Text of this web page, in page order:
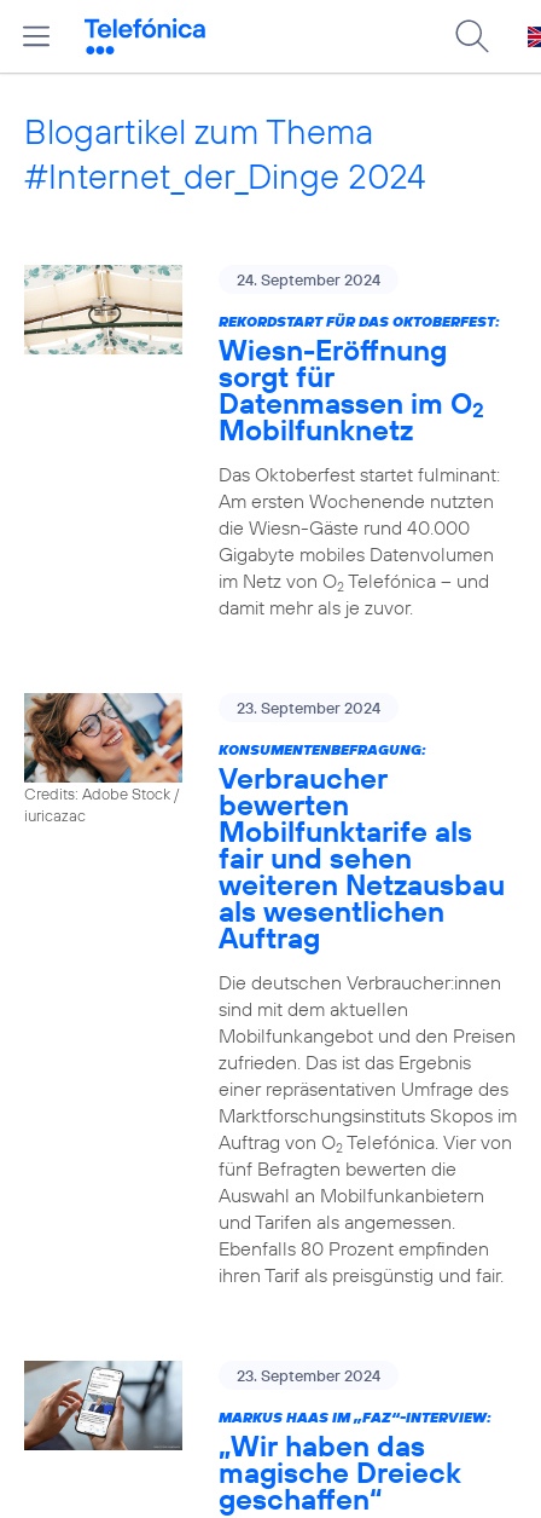
Blogartikel zum Thema
#Internet_der_Dinge 2024
24. September 2024
REKORDSTART FÜR DAS OKTOBERFEST:
Wiesn-Eröffnung
sorgt für
Datenmassen im O2
Mobilfunknetz
Das Oktoberfest startet fulminant:
Am ersten Wochenende nutzten
die Wiesn-Gäste rund 40.000
Gigabyte mobiles Datenvolumen
im Netz von O2Telefónica – und
damit mehr als je zuvor.
Credits: Adobe Stock /
iuricazac
23. September 2024
KONSUMENTENBEFRAGUNG:
Verbraucher
bewerten
Mobilfunktarife als
fair und sehen
weiteren Netzausbau
als wesentlichen
Auftrag
Die deutschen Verbraucher:innen
sind mit dem aktuellen
Mobilfunkangebot und den Preisen
zufrieden. Das ist das Ergebnis
einer repräsentativen Umfrage des
Marktforschungsinstituts Skopos im
Auftrag von O2Telefónica. Vier von
fünf Befragten bewerten die
Auswahl an Mobilfunkanbietern
und Tarifen als angemessen.
Ebenfalls 80 Prozent empfinden
ihren Tarif als preisgünstig und fair.
23. September 2024
MARKUS HAAS IM „FAZ“-INTERVIEW:
„Wir haben das
magische Dreieck
geschaffen“